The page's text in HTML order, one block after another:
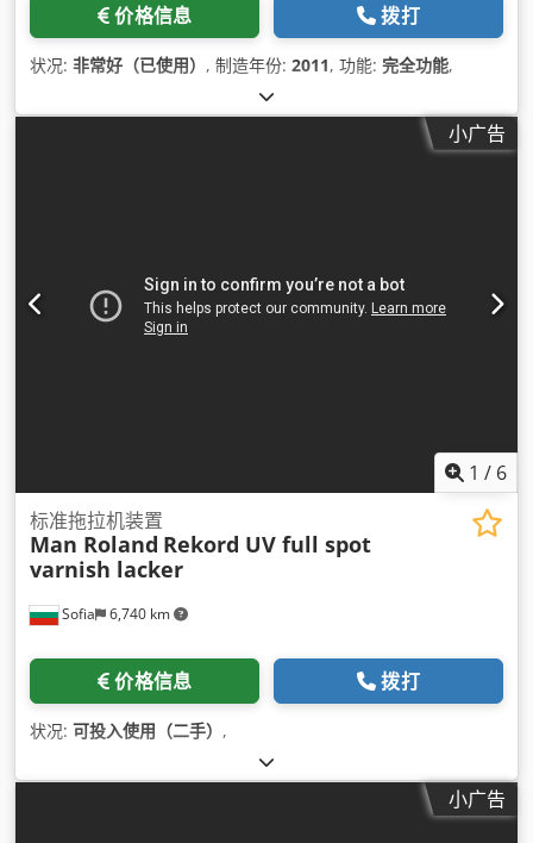
价格信息 拨打
状况: 非常好（已使用） , 制造年份: 2011, 功能: 完全功能,
小广告
1 / 6
Sofia 6,740 km
标准拖拉机装置
Man Roland Rekord UV full spot
varnish lacker
价格信息 拨打
状况: 可投入使用（二手） ,
小广告